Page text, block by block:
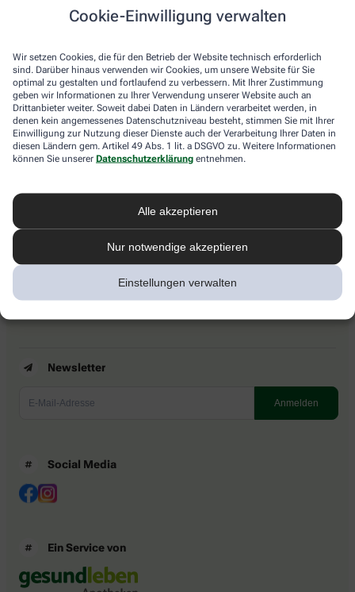
Cookie-Einwilligung verwalten
Wir setzen Cookies, die für den Betrieb der Website technisch erforderlich
sind. Darüber hinaus verwenden wir Cookies, um unsere Website für Sie
optimal zu gestalten und fortlaufend zu verbessern. Mit Ihrer Zustimmung
geben wir Informationen zu Ihrer Verwendung unserer Website auch an
Drittanbieter weiter. Soweit dabei Daten in Ländern verarbeitet werden, in
denen kein angemessenes Datenschutzniveau besteht, stimmen Sie mit Ihrer
Einwilligung zur Nutzung dieser Dienste auch der Verarbeitung Ihrer Daten in
diesen Ländern gem. Artikel 49 Abs. 1 lit. a DSGVO zu. Weitere Informationen
können Sie unserer Datenschutzerklärung entnehmen.
Alle akzeptieren
Nur notwendige akzeptieren
Einstellungen verwalten
Bar oder mit einer anderen akzeptierten Zahlungsart Ihrer Apotheke vor Ort.
Lieferarten
Abholung in der Apotheke
Botendienstlieferung
apotheke.com Informationen
Newsletter
Barrierefreiheitserklärung
Newsletter
Social Media
Ein Service von